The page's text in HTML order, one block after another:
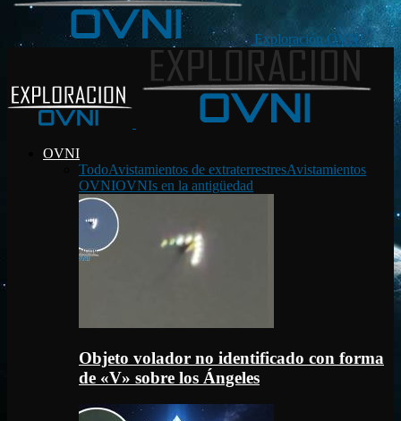
Exploración OVNI
OVNI
TodoAvistamientos de extraterrestresAvistamientos
OVNIOVNIs en la antigüedad
Objeto volador no identificado con forma
de «V» sobre los Ángeles